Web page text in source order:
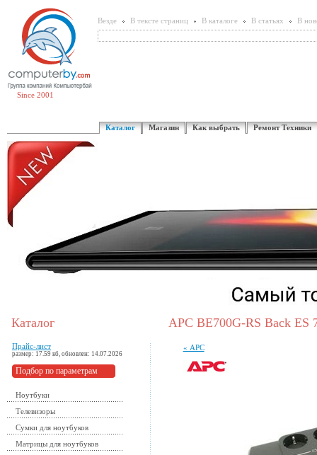
Since 2001
Везде В тексте страниц В каталоге В статьях В
Каталог Магазин Как выбрать Ремонт Техники
Каталог
Прайс-лист
размер: 17.59 кб, обновлен: 14.07.2026
Подбор по параметрам
Ноутбуки
Телевизоры
Сумки для ноутбуков
Матрицы для ноутбуков
APC BE700G-RS Back ES
« APC